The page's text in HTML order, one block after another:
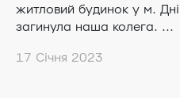
житловий будинок у м.
загинула наша колега. ...
17 Січня 2023